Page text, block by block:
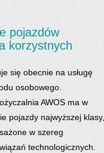
pojazdów
korzystnych
się obecnie na usługę
osobowego.
AWOS ma w
pojazdy najwyższej klasy,
w szereg
technologicznych.